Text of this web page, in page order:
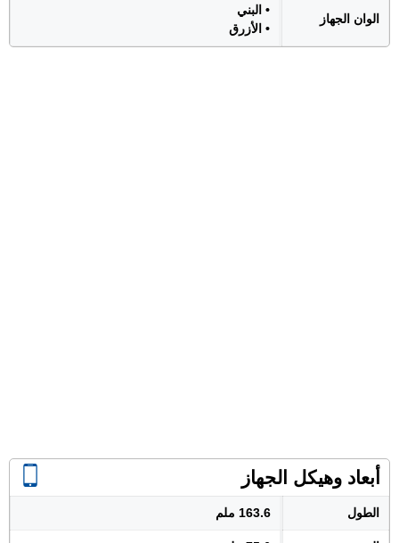
الوان الجهاز
• البني
• الأزرق
أبعاد وهيكل الجهاز
الطول 163.6 ملم